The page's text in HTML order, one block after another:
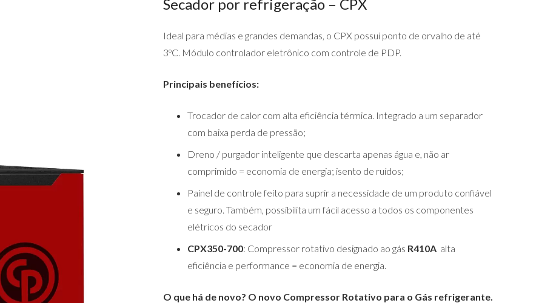
Secador por refrigeração – CPX
Ideal para médias e grandes demandas, o CPX possui ponto de orvalho de até
3ºC. Módulo controlador eletrônico com controle de PDP.
Principais benefícios:
Trocador de calor com alta eficiência térmica. Integrado a um separador
com baixa perda de pressão;
Dreno / purgador inteligente que descarta apenas água e, não ar
comprimido = economia de energia; isento de ruídos;
Painel de controle feito para suprir a necessidade de um produto confiável
e seguro. Também, possibilita um fácil acesso a todos os componentes
elétricos do secador
CPX350-700: Compressor rotativo designado ao gás R410A alta
eficiência e performance = economia de energia.
O que há de novo? O novo Compressor Rotativo para o Gás refrigerante.